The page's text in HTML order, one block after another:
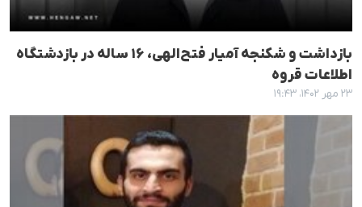
بازداشت و شکنجه آمیار فتح‌الهی، ١۶ ساله در بازدشتگاه
اطلاعات قروه
۲۳ مهر ۱۴۰۲، ۱۹:۴۳